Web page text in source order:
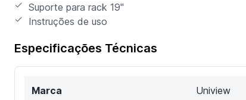
Suporte para rack 19"
Instruções de uso
Especificações Técnicas
Marca Uniview